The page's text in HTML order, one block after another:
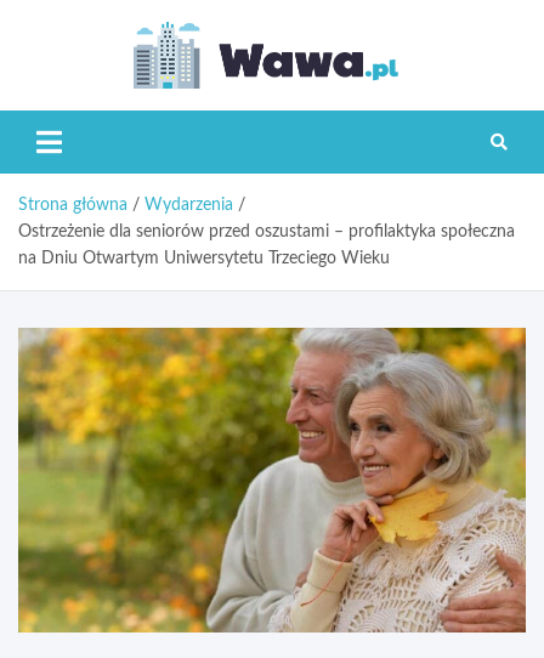
Strona główna
Wydarzenia
Ostrzeżenie dla seniorów przed oszustami – profilaktyka społeczna
na Dniu Otwartym Uniwersytetu Trzeciego Wieku